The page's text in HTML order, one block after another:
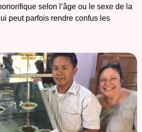
selon l’âge ou le sexe de la
peut parfois rendre confus les